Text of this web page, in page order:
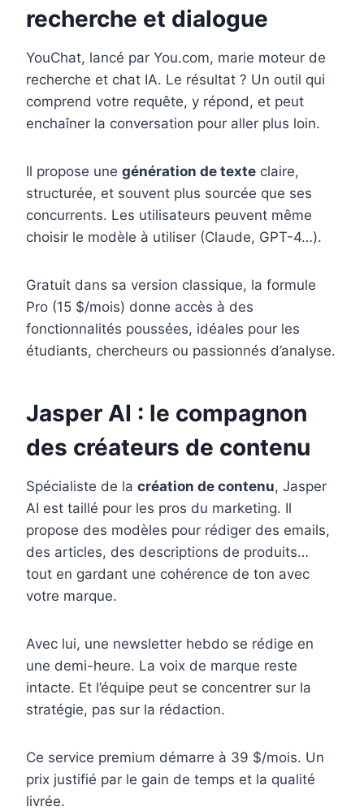
recherche et dialogue
YouChat, lancé par You.com, marie moteur de
recherche et chat IA. Le résultat ? Un outil qui
comprend votre requête, y répond, et peut
enchaîner la conversation pour aller plus loin.
Il propose une génération de texte claire,
structurée, et souvent plus sourcée que ses
concurrents. Les utilisateurs peuvent même
choisir le modèle à utiliser (Claude, GPT-4…).
Gratuit dans sa version classique, la formule
Pro (15 $/mois) donne accès à des
fonctionnalités poussées, idéales pour les
étudiants, chercheurs ou passionnés d’analyse.
Jasper AI : le compagnon
des créateurs de contenu
Spécialiste de la création de contenu, Jasper
AI est taillé pour les pros du marketing. Il
propose des modèles pour rédiger des emails,
des articles, des descriptions de produits…
tout en gardant une cohérence de ton avec
votre marque.
Avec lui, une newsletter hebdo se rédige en
une demi-heure. La voix de marque reste
intacte. Et l’équipe peut se concentrer sur la
stratégie, pas sur la rédaction.
Ce service premium démarre à 39 $/mois. Un
prix justifié par le gain de temps et la qualité
livrée.